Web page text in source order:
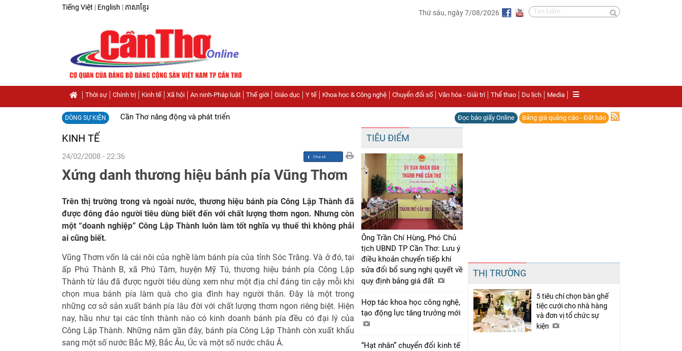
Tiếng Việt | English | ភាសាខ្មែរ
Thứ sáu, ngày 7/08/2026
Thời sự Chính trị Kinh tế Xã hội An ninh-Pháp luật Thế giới Giáo dục Y tế Khoa học & Công nghệ Chuyển đổi số Văn hóa - Giải trí Thể thao Du lịch Media
DÒNG SỰ KIỆN Cần Thơ năng động và phát triển Đọc báo giấy Online Bảng giá quảng cáo - Đặt báo
KINH TẾ
24/02/2008 - 22:36
Chia sẻ
Facebook
Xứng danh thương hiệu bánh pía Vũng Thơm
Trên thị trường trong và ngoài nước, thương hiệu bánh pía Công Lập Thành đã
được đông đảo người tiêu dùng biết đến với chất lượng thơm ngon. Nhưng còn
một “doanh nghiệp” Công Lập Thành luôn làm tốt nghĩa vụ thuế thì không phải
ai cũng biết.
Vũng Thơm vốn là cái nôi của nghề làm bánh pía của tỉnh Sóc Trăng. Và ở đó, tại
ấp Phú Thành B, xã Phú Tâm, huyện Mỹ Tú, thương hiệu bánh pía Công Lập
Thành từ lâu đã được người tiêu dùng xem như một địa chỉ đáng tin cậy mỗi khi
chọn mua bánh pía làm quà cho gia đình hay người thân. Đây là một trong
những cơ sở sản xuất bánh pía lâu đời với chất lượng thơm ngon riêng biệt. Hiện
nay, hầu như tại các tỉnh thành nào có kinh doanh bánh pía đều có đại lý của
Công Lập Thành. Những năm gần đây, bánh pía Công Lập Thành còn xuất khẩu
sang một số nước Bắc Mỹ, Bắc Âu, Úc và một số nước châu Á.
TIÊU ĐIỂM
Ông Trần Chí Hùng, Phó Chủ
tịch UBND TP Cần Thơ: Lưu ý
điều khoản chuyển tiếp khi
sửa đổi bổ sung nghị quyết về
quy định bảng giá đất
Hợp tác khoa học công nghệ,
tạo động lực tăng trưởng mới
“Hạt nhân” chuyển đổi kinh tế
THỊ TRƯỜNG
5 tiêu chí chọn bàn ghế
tiệc cưới cho nhà hàng
và đơn vị tổ chức sự
kiện